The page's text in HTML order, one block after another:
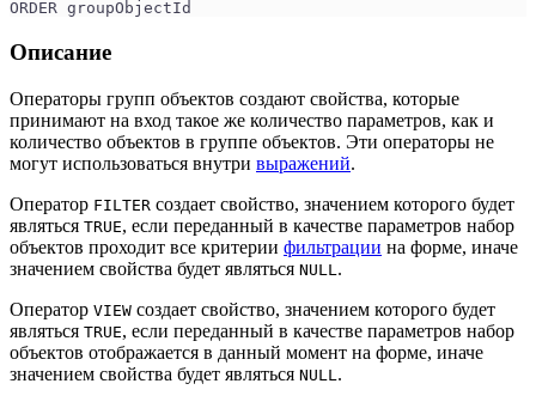
ORDER groupObjectId
Описание
Операторы групп объектов создают свойства, которые
принимают на вход такое же количество параметров, как и
количество объектов в группе объектов. Эти операторы не
могут использоваться внутри выражений.
Оператор FILTER создает свойство, значением которого будет
являться TRUE, если переданный в качестве параметров набор
объектов проходит все критерии фильтрации на форме, иначе
значением свойства будет являться NULL .
Оператор VIEW создает свойство, значением которого будет
являться TRUE, если переданный в качестве параметров набор
объектов отображается в данный момент на форме, иначе
значением свойства будет являться NULL .